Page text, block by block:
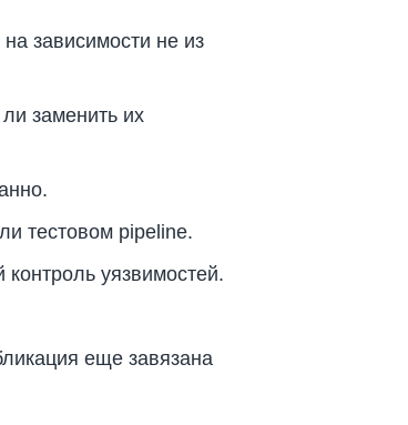
зависимости не из
заменить их
тестовом pipeline.
уязвимостей.
еще завязана